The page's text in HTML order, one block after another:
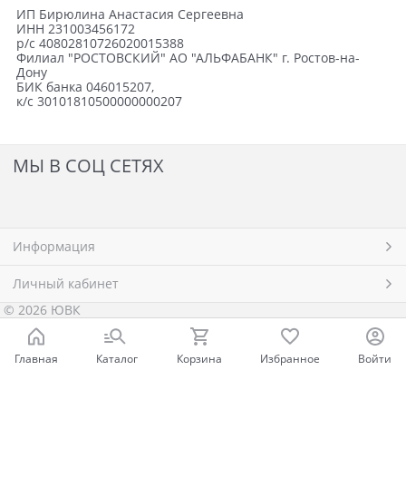
ИП Бирюлина Анастасия Сергеевна
ИНН 231003456172
р/с 40802810726020015388
Филиал "РОСТОВСКИЙ" АО "АЛЬФАБАНК" г. Ростов-на-
Дону
БИК банка 046015207,
к/с 30101810500000000207
МЫ В СОЦ СЕТЯХ
Информация
Личный кабинет
© 2026 ЮВК
Главная Каталог Корзина Избранное Войти